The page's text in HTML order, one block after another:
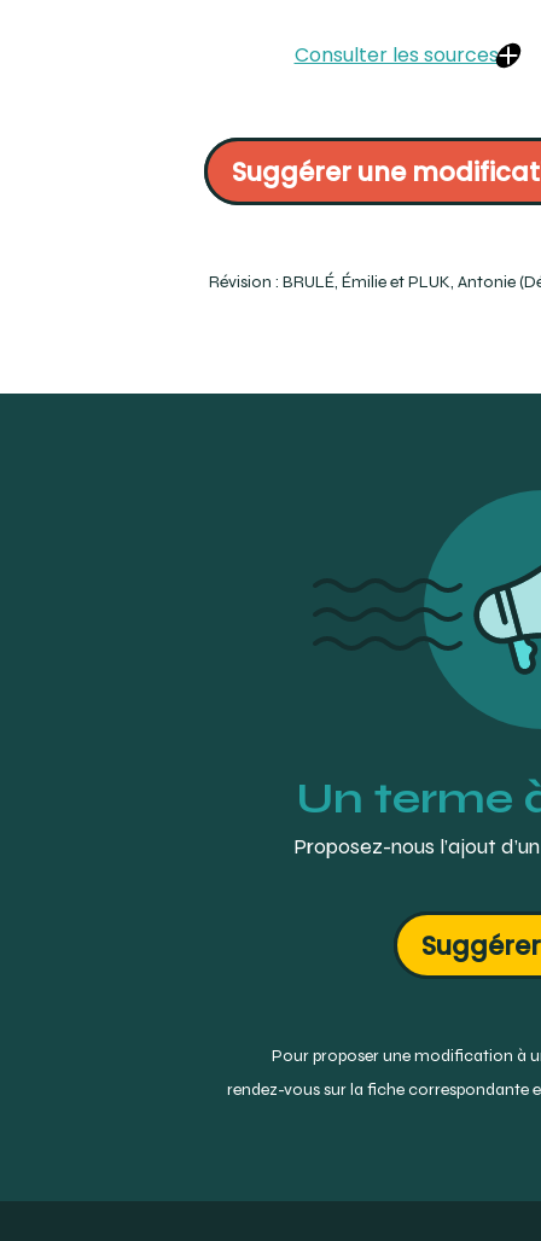
Consulter les sources
9780199533015-e-2695?rskey=Yk7ibT&result=1
OQLF (1966). « ligne médiane ». Dans Le grand dictionnaire
https://vitrinelinguistique.oqlf.gouv.qc.ca/fiche-gdt/fiche/
Suggérer une
Révision : BRULÉ, Émilie et PLUK, Antonie
Un terme
Proposez-nous l’ajout
Pour proposer une modification à
rendez-vous sur la fiche correspondante